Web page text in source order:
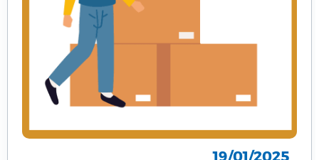
19/01/2025